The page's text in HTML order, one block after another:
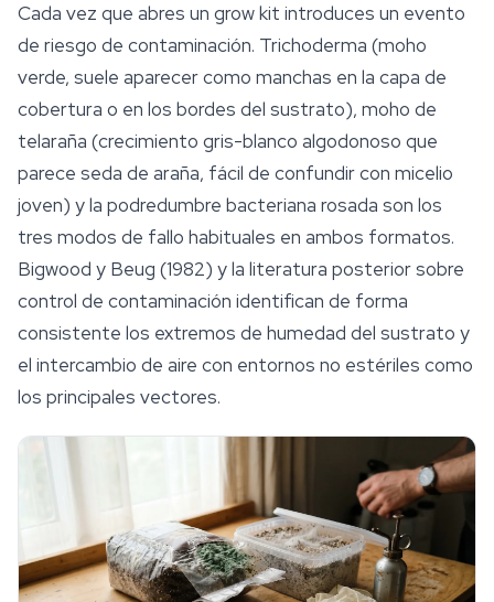
Cada vez que abres un grow kit introduces un evento
de riesgo de contaminación. Trichoderma (moho
verde, suele aparecer como manchas en la capa de
cobertura o en los bordes del sustrato), moho de
telaraña (crecimiento gris-blanco algodonoso que
parece seda de araña, fácil de confundir con micelio
joven) y la podredumbre bacteriana rosada son los
tres modos de fallo habituales en ambos formatos.
Bigwood y Beug (1982) y la literatura posterior sobre
control de contaminación identifican de forma
consistente los extremos de humedad del sustrato y
el intercambio de aire con entornos no estériles como
los principales vectores.